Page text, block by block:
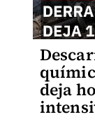
deja